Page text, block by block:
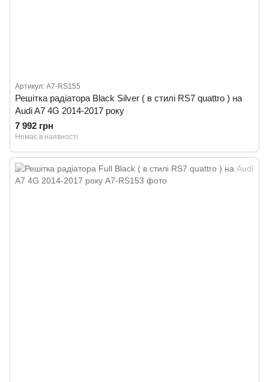
Артикул: A7-RS155
Решітка радіатора Black Silver ( в стилі RS7 quattro ) на
Audi A7 4G 2014-2017 року
7 992 грн
Немає в наявності